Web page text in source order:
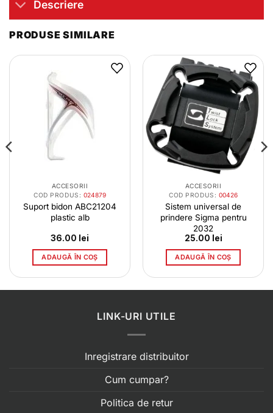
Descriere
PRODUSE SIMILARE
ACCESORII
COD PRODUS: 024879
Suport bidon ABC21204
plastic alb
36.00 lei
ADAUGĂ ÎN COȘ
ACCESORII
COD PRODUS: 00426
Sistem universal de
prindere Sigma pentru
2032
25.00 lei
ADAUGĂ ÎN COȘ
LINK-URI UTILE
Inregistrare distribuitor
Cum cumpar?
Politica de retur